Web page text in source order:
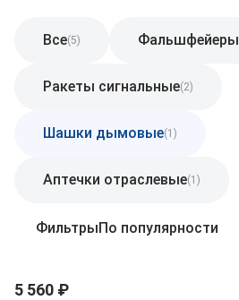
Все(5) Фальшфейеры
Ракеты сигнальные(2)
Шашки дымовые(1)
Аптечки отраслевые(1)
ФильтрыПо популярности
5 560 ₽